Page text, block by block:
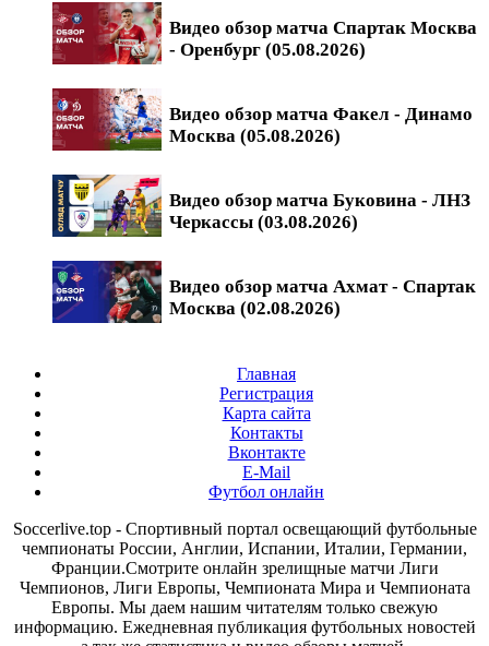
Видео обзор матча Спартак Москва
- Оренбург (05.08.2026)
Видео обзор матча Факел - Динамо
Москва (05.08.2026)
Видео обзор матча Буковина - ЛНЗ
Черкассы (03.08.2026)
Видео обзор матча Ахмат - Спартак
Москва (02.08.2026)
Главная
Регистрация
Карта сайта
Контакты
Вконтакте
E-Mail
Футбол онлайн
Soccerlive.top - Спортивный портал освещающий футбольные
чемпионаты России, Англии, Испании, Италии, Германии,
Франции.Смотрите онлайн зрелищные матчи Лиги
Чемпионов, Лиги Европы, Чемпионата Мира и Чемпионата
Европы. Мы даем нашим читателям только свежую
информацию. Ежедневная публикация футбольных новостей